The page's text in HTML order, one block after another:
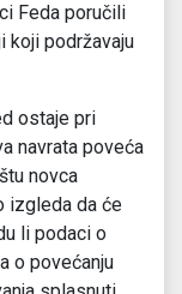
Feda poručili
koji podržavaju
ostaje pri
navrata poveća
novca
izgleda da će
li podaci o
o povećanju